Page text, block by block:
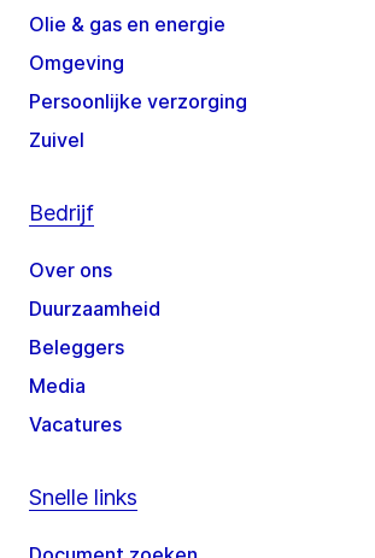
Olie & gas en energie
Omgeving
Persoonlijke verzorging
Zuivel
Bedrijf
Over ons
Duurzaamheid
Beleggers
Media
Vacatures
Snelle links